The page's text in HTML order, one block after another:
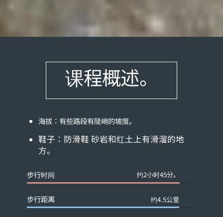
课程概述。
海拔：有些路段有陡峭的坡度。
鞋子：防滑鞋 砂岩和红土上有滑溜的地
方。
步行时间 约2小时45分。
步行距离 约4.5公里